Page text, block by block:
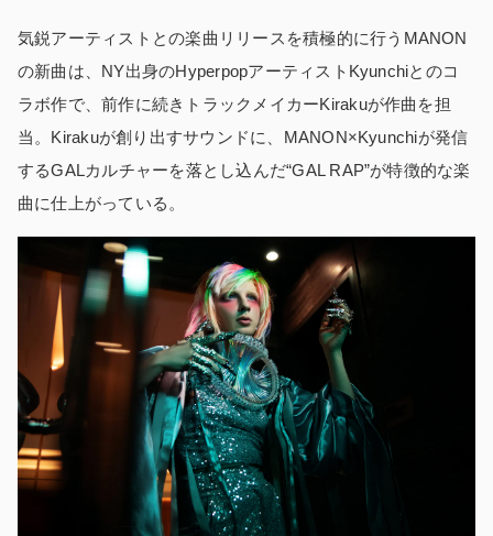
気鋭アーティストとの楽曲リリースを積極的に行うMANON
の新曲は、NY出身のHyperpopアーティストKyunchiとのコ
ラボ作で、前作に続きトラックメイカーKirakuが作曲を担
当。Kirakuが創り出すサウンドに、MANON×Kyunchiが発信
するGALカルチャーを落とし込んだ“GAL RAP”が特徴的な楽
曲に仕上がっている。